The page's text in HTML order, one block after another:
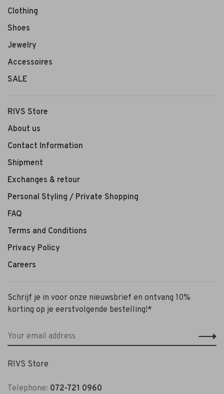
Clothing
Shoes
Jewelry
Accessoires
SALE
RIVS Store
About us
Contact Information
Shipment
Exchanges & retour
Personal Styling / Private Shopping
FAQ
Terms and Conditions
Privacy Policy
Careers
Schrijf je in voor onze nieuwsbrief en ontvang 10%
korting op je eerstvolgende bestelling!*
RIVS Store
Telephone: 072-721 0960